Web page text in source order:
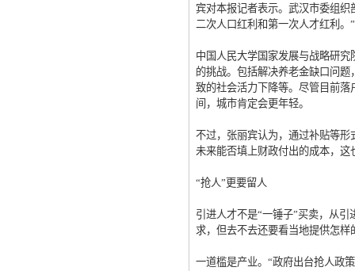
宾对本报记者表示。武汉市委组
二次人口红利和第一次人才红利。”
中国人民大学国家发展与战略研
的挑战。包括解决养老金缺口问
致的社会活力下降等。尽管目前
间，城市肯定会更年轻。
不过，张丽宾认为，通过补贴等
未来能否填上财政付出的成本，这
“抢人”更要留人
引进人才不是“一锤子”买卖，从
求，但去不去还要看当地提供怎
一道槛是产业。“政府出台抢人政